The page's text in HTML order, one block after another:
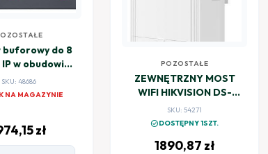
buforowy do 8
w obudowie
POWER BCS-
IP8Gb/E-
SKU: 48686
NA MAGAZYNIE
zł
POZOSTAŁE
ZEWNĘTRZNY MOST
WIFI HIKVISION DS-
3WF0FA-5AC/O
SKU: 54271
check_circleDOSTĘPNY 1SZT.
1890,87 zł